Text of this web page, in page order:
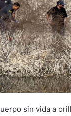
sin vida a